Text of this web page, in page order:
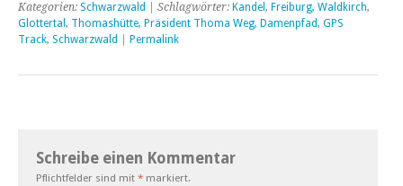
Kategorien: Schwarzwald | Schlagwörter: Kandel , Freiburg, Waldkirch,
Glottertal , Thomashütte, Präsident Thoma Weg, Damenpfad, GPS
Track, Schwarzwald Permalink
Schreibe einen Kommentar
Pflichtfelder sind mit * markiert.